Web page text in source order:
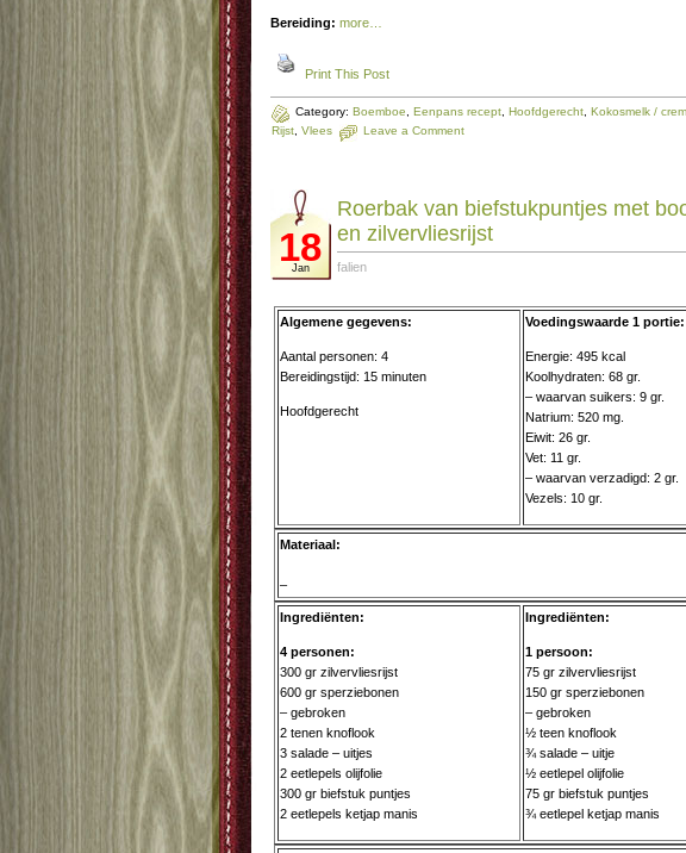
Bereiding: more…
Print This Post
Category: Boemboe Eenpans recept Hoofdgerecht Kokosmelk /
Rijst Vlees Leave a Comment
18
Jan
Roerbak van biefstukpuntjes met
en zilvervliesrijst
falien
Algemene gegevens:
Aantal personen: 4
Bereidingstijd: 15 minuten
Hoofdgerecht
Voedingswaarde 1 portie:
Energie: 495 kcal
Koolhydraten: 68 gr.
– waarvan suikers: 9 gr.
Natrium: 520 mg.
Eiwit: 26 gr.
Vet: 11 gr.
– waarvan verzadigd: 2 gr.
Vezels: 10 gr.
Materiaal:
–
Ingrediënten:
4 personen:
300 gr zilvervliesrijst
600 gr sperziebonen
– gebroken
2 tenen knoflook
3 salade – uitjes
2 eetlepels olijfolie
300 gr biefstuk puntjes
2 eetlepels ketjap manis
Ingrediënten:
1 persoon:
75 gr zilvervliesrijst
150 gr sperziebonen
– gebroken
½ teen knoflook
¾ salade – uitje
½ eetlepel olijfolie
75 gr biefstuk puntjes
¾ eetlepel ketjap manis